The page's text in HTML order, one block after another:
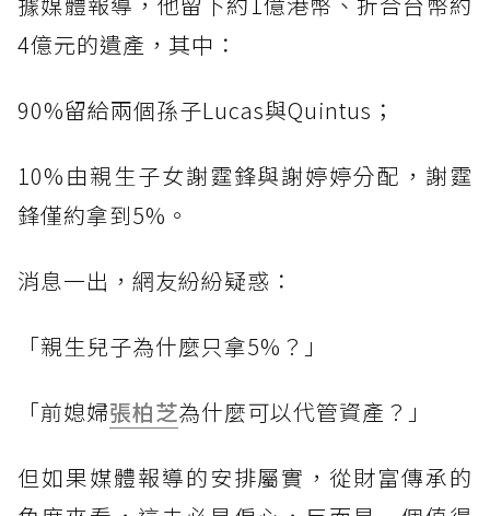
4億元的遺產，其中：
90%留給兩個孫子Lucas與Quintus；
10%由親生子女謝霆鋒與謝婷婷分配，謝霆
鋒僅約拿到5%。
消息一出，網友紛紛疑惑：
「親生兒子為什麼只拿5%？」
「前媳婦張柏芝為什麼可以代管資產？」
但如果媒體報導的安排屬實，從財富傳承的